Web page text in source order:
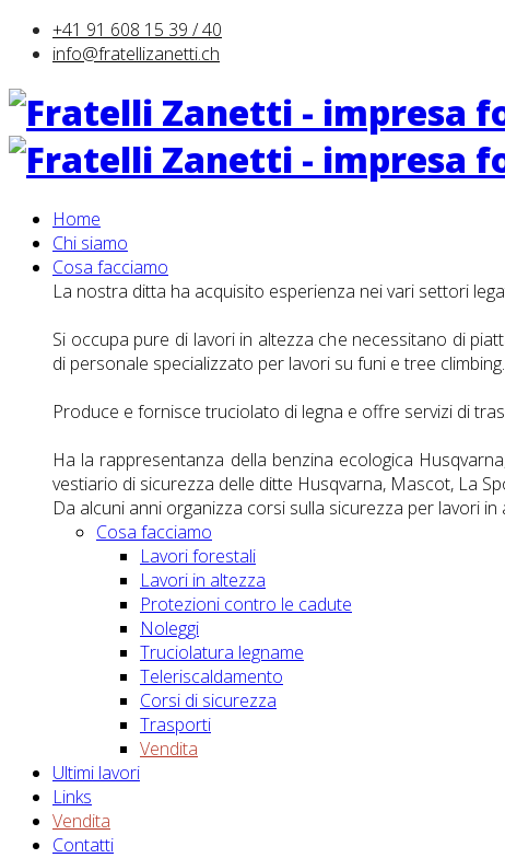
+41 91 608 15 39 / 40
info@fratellizanetti.ch
Home
Chi siamo
Cosa facciamo
La nostra ditta ha acquisito esperienza nei vari settori
Si occupa pure di lavori in altezza che necessitano di
di personale specializzato per lavori su funi e tree climbing.
Produce e fornisce truciolato di legna e offre servizi di
Ha la rappresentanza della benzina ecologica
vestiario di sicurezza delle ditte Husqvarna, Mascot, La
Da alcuni anni organizza corsi sulla sicurezza per lavori in
Cosa facciamo
Lavori forestali
Lavori in altezza
Protezioni contro le cadute
Noleggi
Truciolatura legname
Teleriscaldamento
Corsi di sicurezza
Trasporti
Vendita
Ultimi lavori
Links
Vendita
Contatti